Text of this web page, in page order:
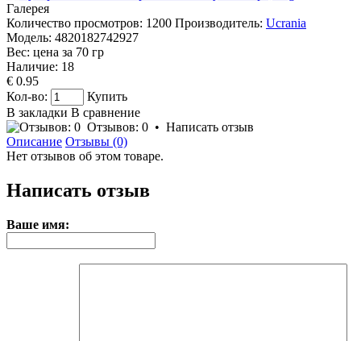
Галерея
Количество просмотров: 1200 Производитель: Ucrania
Модель: 4820182742927
Вес: цена за 70 гр
Наличие: 18
€ 0.95
Кол-во:
Купить
В закладки В сравнение
Отзывов: 0 • Написать отзыв
Описание Отзывы (0)
Нет отзывов об этом товаре.
Написать отзыв
Ваше имя: